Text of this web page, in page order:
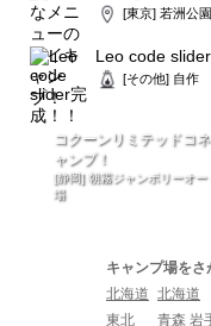
[東京] 若洲公
Leo code slider
[その他] 自作
コクーンリミテッドコ
ャンプ！
[静岡] 朝霧ジャンボリーオー
場
キャンプ場をさ
北海道 北海道
東北
青森 岩